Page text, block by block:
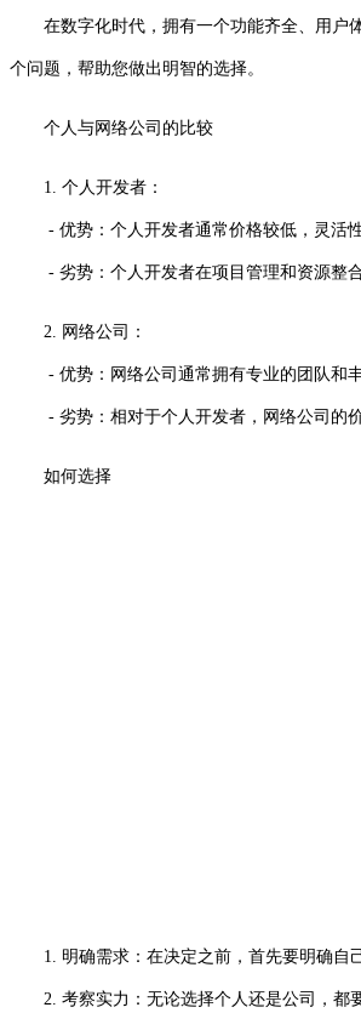
在数字化时代，拥有一个功能齐全、用户
个问题，帮助您做出明智的选择。
个人与网络公司的比较
1. 个人开发者：
- 优势：个人开发者通常价格较低，灵活性
- 劣势：个人开发者在项目管理和资源整合
2. 网络公司：
- 优势：网络公司通常拥有专业的团队和丰
- 劣势：相对于个人开发者，网络公司的价
如何选择
1. 明确需求：在决定之前，首先要明确
2. 考察实力：无论选择个人还是公司，都要